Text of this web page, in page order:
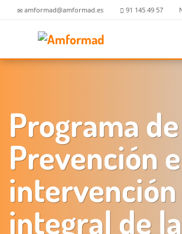
amformad@amformad.es 91 145 49 57
Programa de
Prevención e
intervención
integral de la